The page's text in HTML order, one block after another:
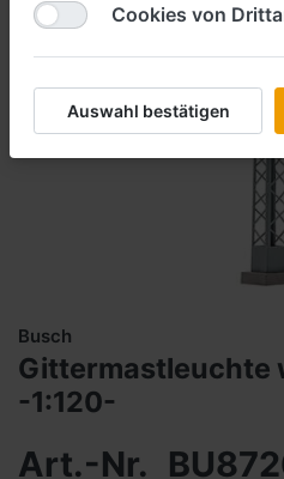
Busch
Gittermastleuchte
-1:120-
Art.-Nr.
Cookies von
Auswahl bestätigen